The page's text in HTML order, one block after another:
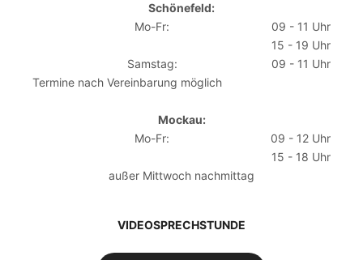
Schönefeld:
Mo-Fr:
09 - 11 Uhr
15 - 19 Uhr
Samstag:
09 - 11 Uhr
Termine nach Vereinbarung möglich
Mockau:
Mo-Fr:
09 - 12 Uhr
15 - 18 Uhr
außer Mittwoch nachmittag
VIDEOSPRECHSTUNDE